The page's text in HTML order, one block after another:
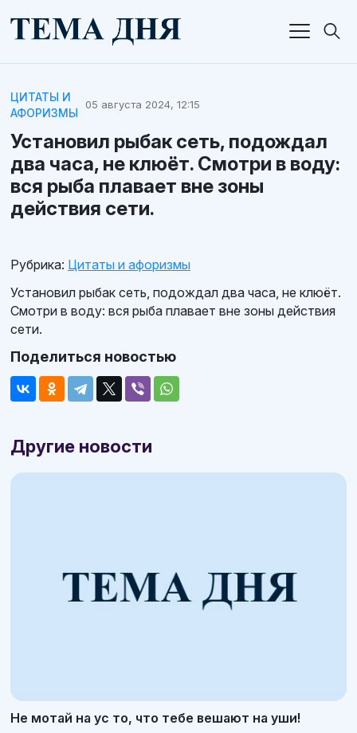
ЦИТАТЫ И
АФОРИЗМЫ
05 августа 2024, 12:15
Установил рыбак сеть, подождал
два часа, не клюёт. Смотри в воду:
вся рыба плавает вне зоны
действия сети.
Рубрика: Цитаты и афоризмы
Установил рыбак сеть, подождал два часа, не клюёт.
Смотри в воду: вся рыба плавает вне зоны действия
сети.
Поделиться новостью
Другие новости
Не мотай на ус то, что тебе вешают на уши!